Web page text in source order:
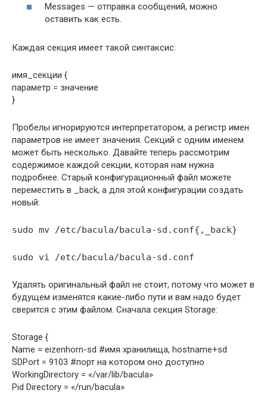
Messages — отправка сообщений, можно
оставить как есть.
Каждая секция имеет такой синтаксис:
имя_секции {
параметр = значение
}
Пробелы игнорируются интерпретатором, а регистр имен
параметров не имеет значения. Секций с одним именем
может быть несколько. Давайте теперь рассмотрим
содержимое каждой секции, которая нам нужна
подробнее. Старый конфигурационный файл можете
переместить в _back, а для этой конфигурации создать
новый:
sudo mv /etc/bacula/bacula-sd.conf{,_back}
sudo vi /etc/bacula/bacula-sd.conf
Удалять оригинальный файл не стоит, потому что может в
будущем изменятся какие-либо пути и вам надо будет
сверится с этим файлом. Сначала секция Storage:
Storage {
Name = eizenhorn-sd #имя хранилища, hostname+sd
SDPort = 9103 #порт на котором оно доступно
WorkingDirectory = «/var/lib/bacula»
Pid Directory = «/run/bacula»